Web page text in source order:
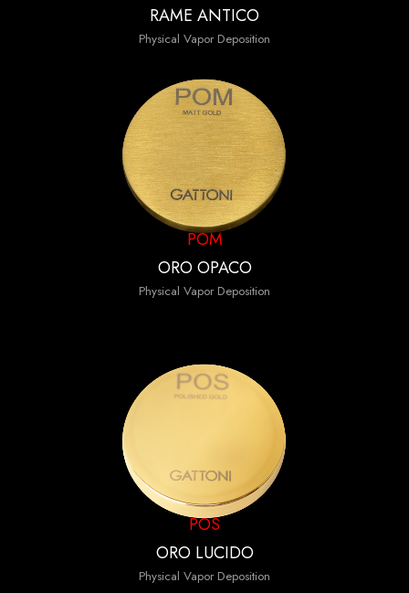
RAME ANTICO
Physical Vapor Deposition
POM
ORO OPACO
Physical Vapor Deposition
POS
ORO LUCIDO
Physical Vapor Deposition